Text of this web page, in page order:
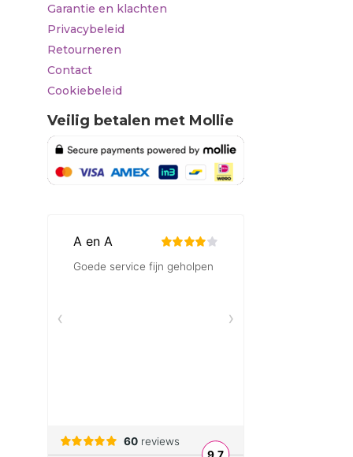
Garantie en klachten
Privacybeleid
Retourneren
Contact
Cookiebeleid
Veilig betalen met Mollie